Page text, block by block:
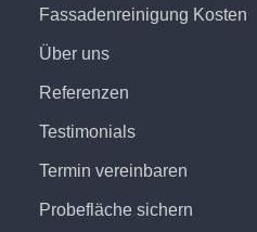
Fassadenreinigung Kosten
Über uns
Referenzen
Testimonials
Termin vereinbaren
Probefläche sichern